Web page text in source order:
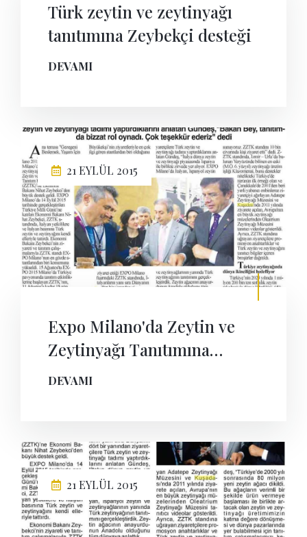
Türk zeytin ve zeytinyağı
tanıtımına Zeybekçi desteği
DEVAMI
21 EYLÜL 2015
Expo Milano'da Zeytin ve
Zeytinyağı Tanıtımına
Zeybekçi'den Tam Destek
DEVAMI
21 EYLÜL 2015